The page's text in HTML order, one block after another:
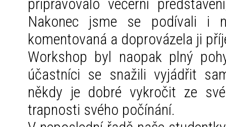
připravovalo večerní
Nakonec jsme se podívali i
komentovaná a doprovázela ji
Workshop byl naopak plný
účastníci se snažili vyjádřit
někdy je dobré vykročit ze
trapnosti svého počínání.